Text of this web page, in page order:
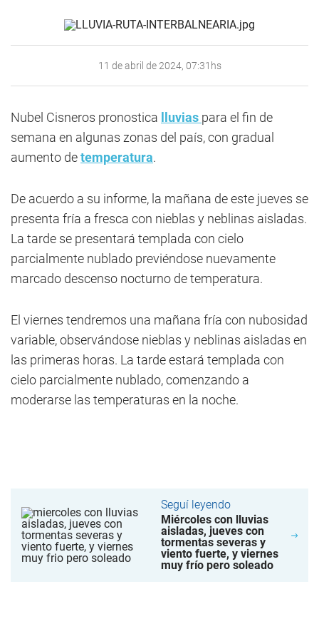
11 de abril de 2024, 07:31hs
Nubel Cisneros pronostica lluvias para el fin de
semana en algunas zonas del país, con gradual
aumento detemperatura.
De acuerdo a su informe, la mañana de este jueves se
presenta fría a fresca con nieblas y neblinas aisladas.
La tarde se presentará templada con cielo
parcialmente nublado previéndose nuevamente
marcado descenso nocturno de temperatura.
El viernes tendremos una mañana fría con nubosidad
variable, observándose nieblas y neblinas aisladas en
las primeras horas. La tarde estará templada con
cielo parcialmente nublado, comenzando a
moderarse las temperaturas en la noche.
Seguí leyendo
Miércoles con lluvias
aisladas, jueves con
tormentas severas y
viento fuerte, y viernes
muy frío pero soleado